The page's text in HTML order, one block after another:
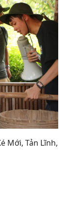
Mới, Tản Lĩnh,